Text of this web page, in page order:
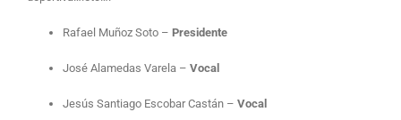
Rafael Muñoz Soto – Presidente
José Alamedas Varela – Vocal
Jesús Santiago Escobar Castán – Vocal